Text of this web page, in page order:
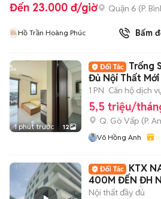
Đến 23.000 đ/giờ Quận 6 (P.
Hồ Trần Hoàng Phúc Bấm
1 phút trước 12
Trống
Đủ Nội Thất
An Phú Đông
1 PN Căn hộ dịch
5,5 triệu/
Q. Gò Vấp (P.
Võ Hồng Anh
KTX
400M ĐẾN ĐH
NGƯỜI, CHỈ 4
Nội thất đầy đủ